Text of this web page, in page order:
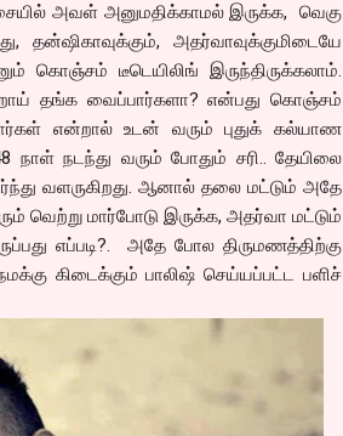
அவள் அனுமதிக்காமல் இருக்க, வெகு
அதர்வாவுக்குமிடையே
கொஞ்சம் டீடெயிலிங் இருந்திருக்கலாம்.
தங்க வைப்பார்களா? என்பது கொஞ்சம்
என்றால் உடன் வரும் புதுக் கல்யாண
நடந்து வரும் போதும் சரி.. தேயிலை
வளருகிறது. ஆனால் தலை மட்டும் அதே
வெற்று மார்போடு இருக்க, அதர்வா மட்டும்
எப்படி?. அதே போல திருமணத்திற்கு
கிடைக்கும் பாலிஷ் செய்யப்பட்ட பளிச்